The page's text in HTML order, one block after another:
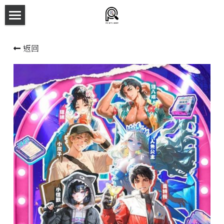
新本預告
主持人檔案
劇本相冊
拼團快團群組
劇本殺介紹
新手須知
預約方法
返回
商品分類
所有商品分類